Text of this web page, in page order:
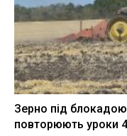
Зерно під
повторюють уроки